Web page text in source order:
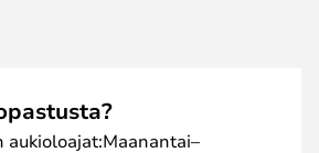
aukioloajat:Maanantai–